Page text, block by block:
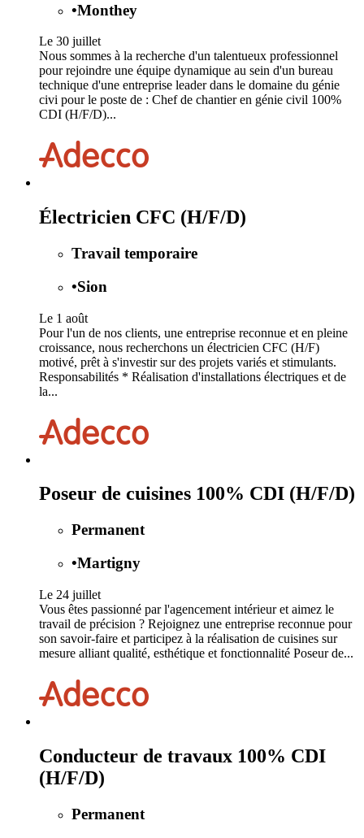
•Monthey
Le 30 juillet
Nous sommes à la recherche d'un talentueux professionnel
pour rejoindre une équipe dynamique au sein d'un bureau
technique d'une entreprise leader dans le domaine du génie
civi pour le poste de : Chef de chantier en génie civil 100%
CDI (H/F/D)...
Électricien CFC (H/F/D)
Travail temporaire
•Sion
Le 1 août
Pour l'un de nos clients, une entreprise reconnue et en pleine
croissance, nous recherchons un électricien CFC (H/F)
motivé, prêt à s'investir sur des projets variés et stimulants.
Responsabilités * Réalisation d'installations électriques et de
la...
Poseur de cuisines 100% CDI (H/F/D)
Permanent
•Martigny
Le 24 juillet
Vous êtes passionné par l'agencement intérieur et aimez le
travail de précision ? Rejoignez une entreprise reconnue pour
son savoir-faire et participez à la réalisation de cuisines sur
mesure alliant qualité, esthétique et fonctionnalité Poseur de...
Conducteur de travaux 100% CDI
(H/F/D)
Permanent